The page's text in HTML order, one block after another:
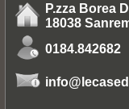
P.zza Borea
18038
0184.842682